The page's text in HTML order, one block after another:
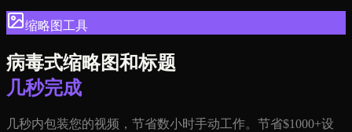
缩略图工具
病毒式缩略图和标题
几秒完成
几秒内包装您的视频，节省数小时手动工作。节省$1000+设